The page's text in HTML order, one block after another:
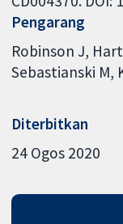
Pengarang
Robinson J
Sebastianski M
Diterbitkan
24 Ogos 2020